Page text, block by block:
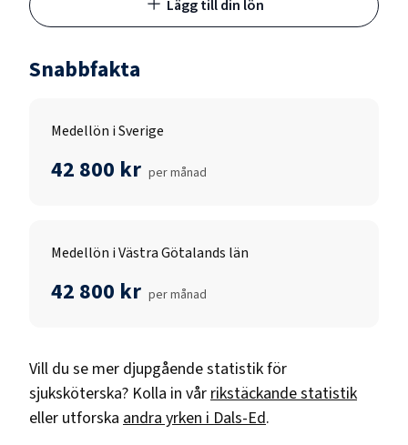
Lägg till din lön
Snabbfakta
Medellön i Sverige
42 800 kr per månad
Medellön i Västra Götalands län
42 800 kr per månad
Vill du se mer djupgående statistik för
sjuksköterska? Kolla in vår rikstäckande statistik
eller utforska andra yrken i Dals-Ed.